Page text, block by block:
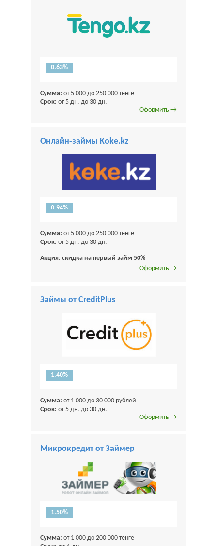
0.63%
Сумма: от 5 000 до 250 000 тенге
Срок: от 5 дн. до 30 дн.
Оформить →
Онлайн-займы Koke.kz
0.94%
Сумма: от 5 000 до 250 000 тенге
Срок: от 5 дн. до 30 дн.
Акция: скидка на первый займ 50%
Оформить →
Займы от CreditPlus
1.40%
Сумма: от 1 000 до 30 000 рублей
Срок: от 5 дн. до 30 дн.
Оформить →
Микрокредит от Займер
1.50%
Сумма: от 1 000 до 200 000 тенге